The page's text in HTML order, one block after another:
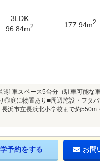
3LDK
96.84m2 177.94m2
車スペース5台分（駐車可能な
に物置あり■周辺施設・フタバ
浜市立長浜北小学校まで約550m
予約をする お問